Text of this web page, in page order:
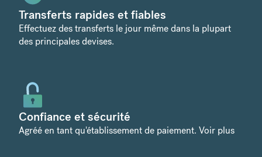
Transferts rapides et fiables
Effectuez des transferts le jour même dans la plupart
des principales devises.
Confiance et sécurité
Agréé en tant qu'établissement de paiement. Voir plus